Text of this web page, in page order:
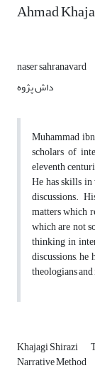
Ahmad
naser sahranavard
داش پژوه
Muhammad
scholars of
eleventh
He has skills
discussions.
matters which
which are not
thinking in
discussions,
theologians
Khajagi Shirazi
Narrative Method